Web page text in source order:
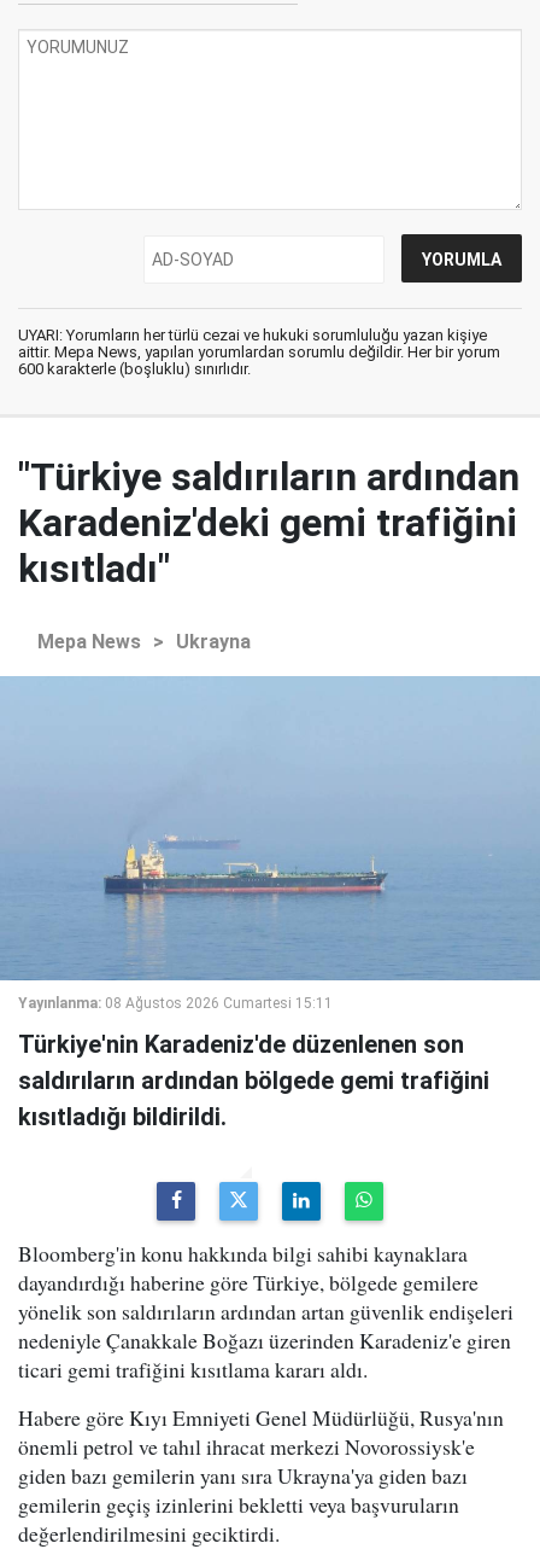
UYARI: Yorumların her türlü cezai ve hukuki sorumluluğu yazan kişiye
aittir. Mepa News, yapılan yorumlardan sorumlu değildir. Her bir yorum
600 karakterle (boşluklu) sınırlıdır.
"Türkiye saldırıların ardından
Karadeniz'deki gemi trafiğini
kısıtladı"
Mepa News > Ukrayna
Yayınlanma: 08 Ağustos 2026 Cumartesi 15:11
Türkiye'nin Karadeniz'de düzenlenen son
saldırıların ardından bölgede gemi trafiğini
kısıtladığı bildirildi.
Bloomberg'in konu hakkında bilgi sahibi kaynaklara
dayandırdığı haberine göre Türkiye, bölgede gemilere
yönelik son saldırıların ardından artan güvenlik endişeleri
nedeniyle Çanakkale Boğazı üzerinden Karadeniz'e giren
ticari gemi trafiğini kısıtlama kararı aldı.
Habere göre Kıyı Emniyeti Genel Müdürlüğü, Rusya'nın
önemli petrol ve tahıl ihracat merkezi Novorossiysk'e
giden bazı gemilerin yanı sıra Ukrayna'ya giden bazı
gemilerin geçiş izinlerini bekletti veya başvuruların
değerlendirilmesini geciktirdi.